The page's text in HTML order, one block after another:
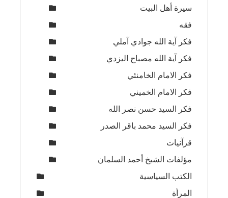
سيرة أهل البيت
فقه
فكر آية الله جوادي آملي
فكر آية الله مصباح اليزدي
فكر الامام الخامنئي
فكر الامام الخميني
فكر السيد حسن نصر الله
فكر السيد محمد باقر الصدر
قرآنيات
مؤلفات الشيخ أحمد السلمان
الكتب السياسية
المرأة